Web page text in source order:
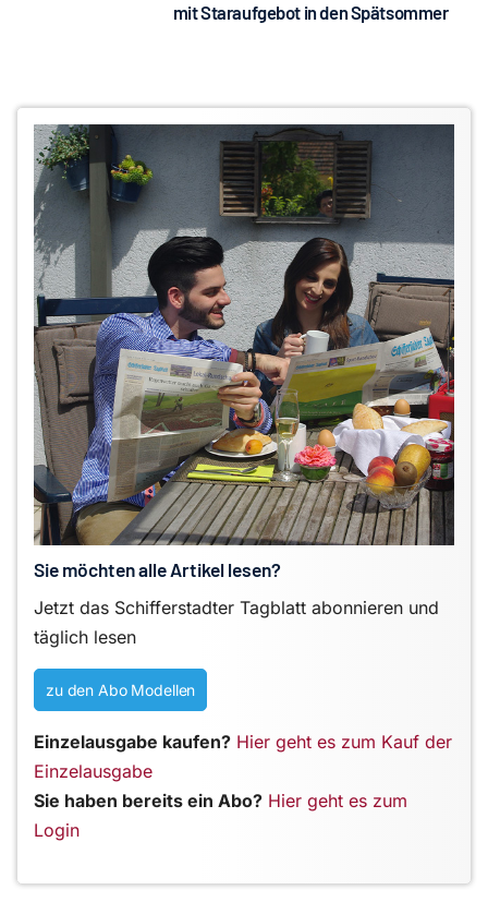
mit Staraufgebot in den Spätsommer
Sie möchten alle Artikel lesen?
Jetzt das Schifferstadter Tagblatt abonnieren und
täglich lesen
zu den Abo Modellen
Einzelausgabe kaufen? Hier geht es zum Kauf der
Einzelausgabe
Sie haben bereits ein Abo? Hier geht es zum
Login